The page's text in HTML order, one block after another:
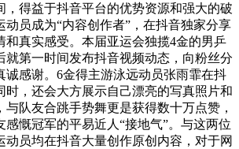
得益于抖音平台的优势资源和强大的破
动员成为“内容创作者”，在抖音独家分享
和真实感受。本届亚运会独揽4金的男乒
就第一时间发布抖音视频动态，向粉丝分
诚感谢。6金得主游泳远动员张雨霏在抖
时，还会大方展示自己漂亮的写真照片和
队友合跳手势舞更是获得数十万点赞，
感慨冠军的平易近人“接地气”。与这两位
动员均在抖音大量创作原创内容，对于网